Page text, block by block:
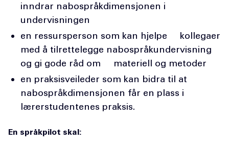
inndrar nabospråkdimensjonen i
undervisningen
en ressursperson som kan hjelpe kollegaer
med å tilrettelegge nabospråkundervisning
og gi gode råd om materiell og metoder
en praksisveileder som kan bidra til at
nabospråkdimensjonen får en plass i
lærerstudentenes praksis.
En språkpilot skal: